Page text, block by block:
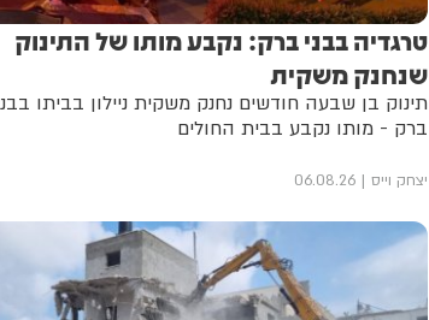
טרגדיה בבני ברק: נקבע מותו של התינוק
שנחנק משקית
תינוק בן שבעה חודשים נחנק משקית ניילון בביתו
ברק - מותו נקבע בבית החולים
יצחק וייס 06.08.26